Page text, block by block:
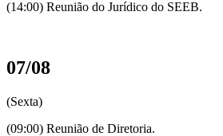
(14:00) Reunião do Jurídico do SEEB.
07/08
(Sexta)
(09:00) Reunião de Diretoria.